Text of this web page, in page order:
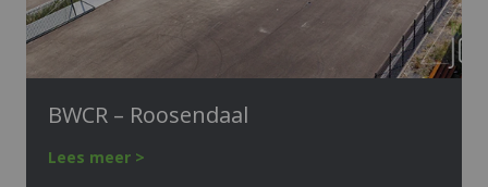
BWCR – Roosendaal
Lees meer >